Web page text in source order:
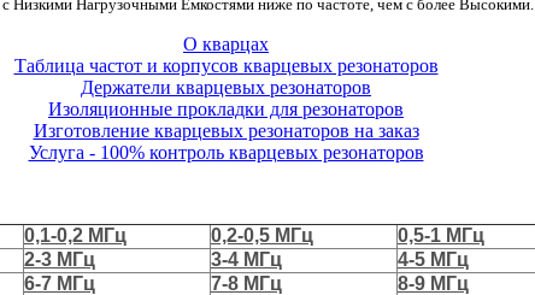
Низкими Нагрузочными Ёмкостями ниже по частоте, чем с более Высокими.
О кварцах
Таблица частот и корпусов кварцевых резонаторов
Держатели кварцевых резонаторов
Изоляционные прокладки для резонаторов
Изготовление кварцевых резонаторов на заказ
Услуга - 100% контроль кварцевых резонаторов
0,1-0,2 МГц 0,2-0,5 МГц
0,5-1 МГц
2-3 МГц 3-4 МГц
4-5 МГц
6-7 МГц 7-8 МГц
8-9 МГц